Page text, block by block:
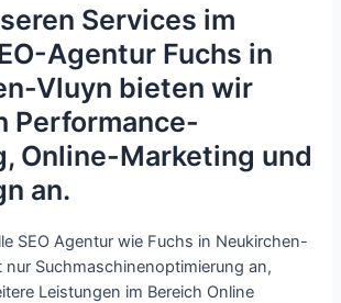
Services im
Agentur Fuchs in
Vluyn bieten wir
Performance-
Online-Marketing und
an.
SEO Agentur wie Fuchs in Neukirchen-
Suchmaschinenoptimierung an,
Leistungen im Bereich Online